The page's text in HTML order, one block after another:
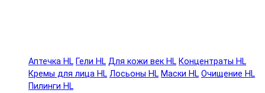
Аптечка HL Гели HL Для кожи век HL Концентраты HL
Кремы для лица HL Лосьоны HL Маски HL Очищение HL
Пилинги HL